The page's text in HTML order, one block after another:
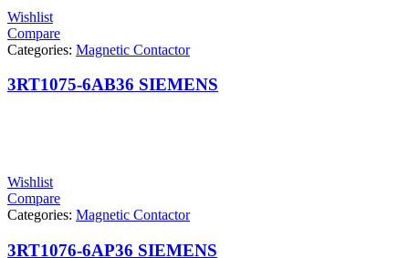
Wishlist
Compare
Categories: Magnetic Contactor
3RT1075-6AB36 SIEMENS
Wishlist
Compare
Categories: Magnetic Contactor
3RT1076-6AP36 SIEMENS